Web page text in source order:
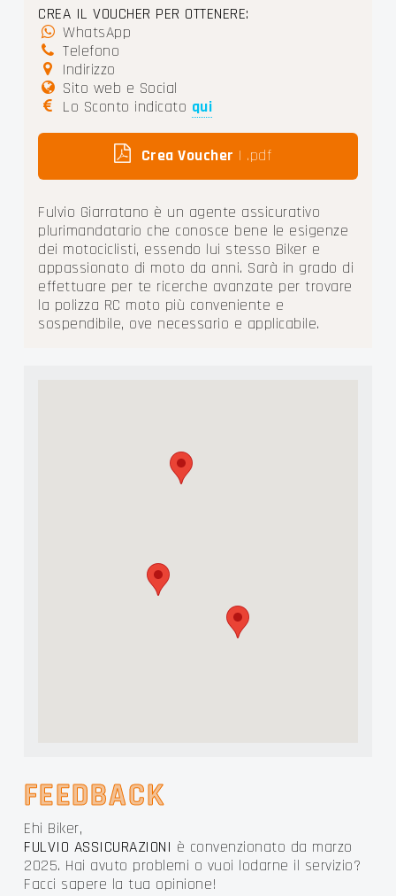
CREA IL VOUCHER PER OTTENERE:
WhatsApp
Telefono
Indirizzo
Sito web e Social
Lo Sconto indicato qui
Crea Voucher | .pdf
Fulvio Giarratano è un agente assicurativo
plurimandatario che conosce bene le esigenze
dei motociclisti, essendo lui stesso Biker e
appassionato di moto da anni. Sarà in grado di
effettuare per te ricerche avanzate per trovare
la polizza RC moto più conveniente e
sospendibile, ove necessario e applicabile.
FEEDBACK
Ehi Biker,
FULVIO ASSICURAZIONI è convenzionato da marzo
2025. Hai avuto problemi o vuoi lodarne il servizio?
Facci sapere la tua opinione!